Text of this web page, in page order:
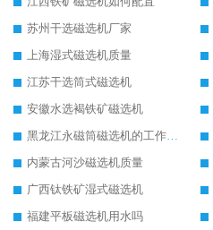
苏州干选磁选机厂家
上海湿式磁选机质量
江苏干选筒式磁选机
安徽水选褐铁矿磁选机
黑龙江永磁筒磁选机的工作原理
内蒙古河沙磁选机质量
广西钛铁矿湿式磁选机
福建平板磁选机用水吗